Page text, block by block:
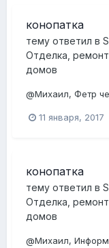
конопатка
тему ответил в
Отделка,
домов
@Михаил, Фетр
11 января, 2017
конопатка
тему ответил в
Отделка,
домов
@Михаил,